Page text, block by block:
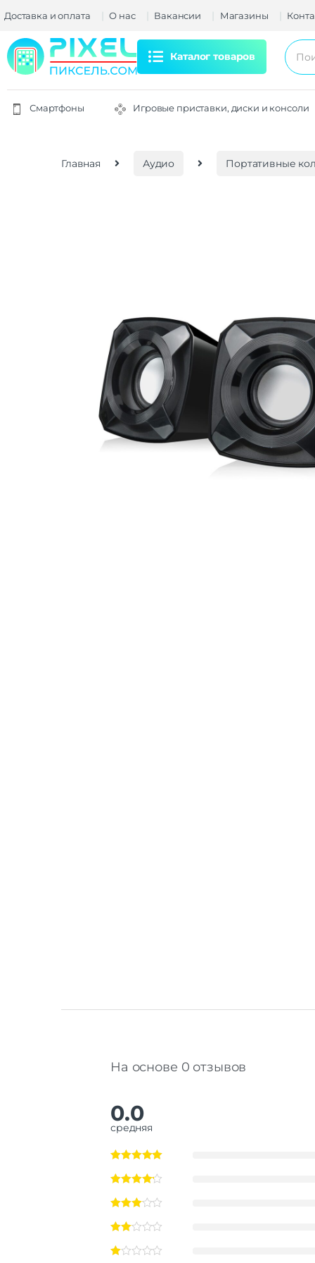
Доставка и оплата О нас Вакансии Магазины
Каталог товаров
Смартфоны Игровые приставки, диски и консоли
Главная Аудио Портативные
На основе 0 отзывов
0.0
средняя